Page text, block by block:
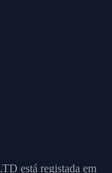
está registada em